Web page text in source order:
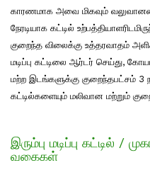
காரணமாக அவை மிகவும்
நேரடியாக கட்டில்
குறைந்த விலைக்கு உத்தரவாதம்
மடிப்பு கட்டிலை ஆர்டர் செய்து,
மற்ற இடங்களுக்கு குறைந்தபட்சம் 3
கட்டில்களையும் மலிவான மற்றும்
இரும்பு மடிப்பு கட்டில் /
வகைகள்